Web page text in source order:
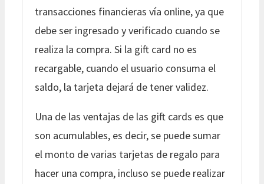
transacciones financieras vía online, ya que
debe ser ingresado y verificado cuando se
realiza la compra. Si la gift card no es
recargable, cuando el usuario consuma el
saldo, la tarjeta dejará de tener validez.
Una de las ventajas de las gift cards es que
son acumulables, es decir, se puede sumar
el monto de varias tarjetas de regalo para
hacer una compra, incluso se puede realizar